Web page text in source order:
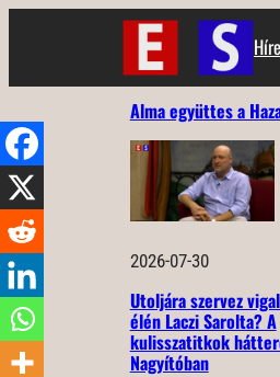
Alma együttes a
2026-07-30
Utoljára szervez
élén Laczi Sarolta? A
kulisszatitkok
Nagyítóban